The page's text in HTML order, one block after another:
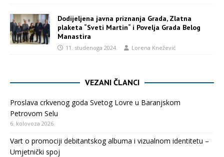
Dodijeljena javna priznanja Grada, Zlatna
plaketa “Sveti Martin“ i Povelja Grada Belog
Manastira
11. studenoga 2024. Lorena Knežević
VEZANI ČLANCI
Proslava crkvenog goda Svetog Lovre u Baranjskom
Petrovom Selu
6. kolovoza 2026.
Vart o promociji debitantskog albuma i vizualnom identitetu –
Umjetnički spoj